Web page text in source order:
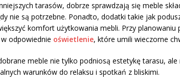
tarasów, dobrze sprawdzają się meble
nie są potrzebne. Ponadto, dodatki takie jak
komfort użytkowania mebli. Przy planowaniu
odpowiednie oświetlenie, które umili wieczorne
meble nie tylko podniosą estetykę tarasu, ale
warunków do relaksu i spotkań z bliskimi.